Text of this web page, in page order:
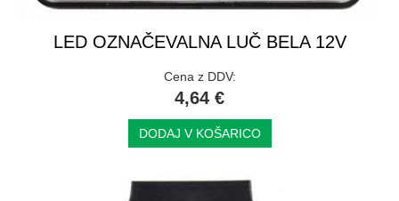
LED OZNAČEVALNA LUČ BELA 12V
Cena z DDV:
4,64 €
DODAJ V KOŠARICO